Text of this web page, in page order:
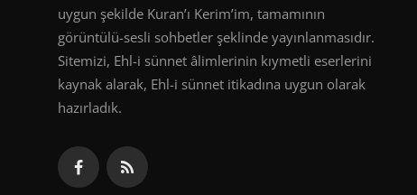
uygun şekilde Kuran’ı Kerim’im, tamamının
görüntülü-sesli sohbetler şeklinde yayınlanmasıdır.
Sitemizi, Ehl-i sünnet âlimlerinin kıymetli eserlerini
kaynak alarak, Ehl-i sünnet itikadına uygun olarak
hazırladık.